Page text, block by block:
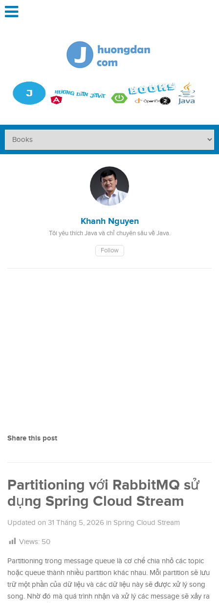
Khanh Nguyen
Tôi yêu thích Java và chỉ chuyên sâu về Java.
Follow
Share this post
Partitioning với RabbitMQ sử
dụng Spring Cloud Stream
Updated on 31 Tháng 5, 2026 in Spring Cloud Stream
Views: 50
Partitioning trong message queue là cơ chế chia nhỏ các topic
hoặc queue thành nhiều partition khác nhau. Mỗi partition sẽ lưu
trữ một phần của dữ liệu và các dữ liệu này sẽ được xử lý song
song. Nhờ đó mà quá trình nhận và xử lý các message sẽ xảy ra